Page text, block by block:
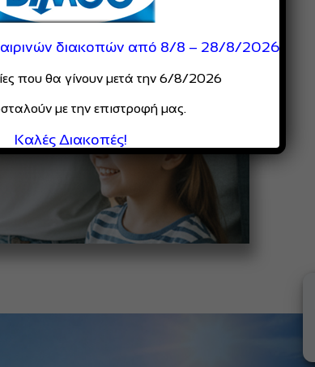
διακοπών από 8/8 – 28/8/2026
που θα γίνουν μετά την 6/8/2026
με την επιστροφή μας.
Καλές Διακοπές!